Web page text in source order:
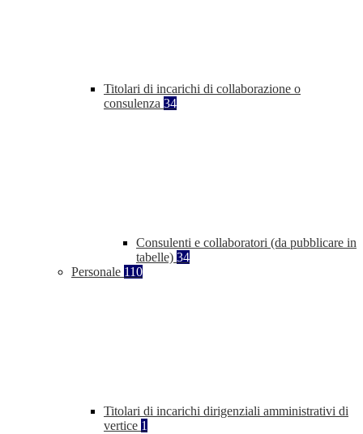
Titolari di incarichi di collaborazione o
consulenza 34
Consulenti e collaboratori (da pubblicare in
tabelle) 34
Personale 110
Titolari di incarichi dirigenziali amministrativi di
vertice 1